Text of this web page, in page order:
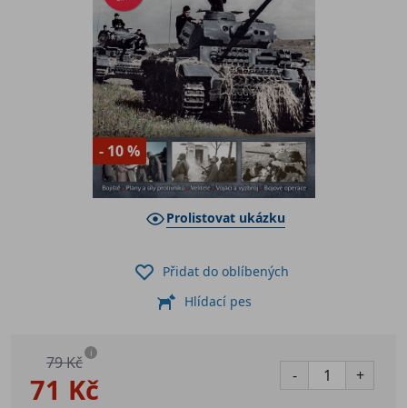
- 10 %
Prolistovat ukázku
71 Kč
79 Kč i
- +
Přidat do oblíbených
Hlídací pes